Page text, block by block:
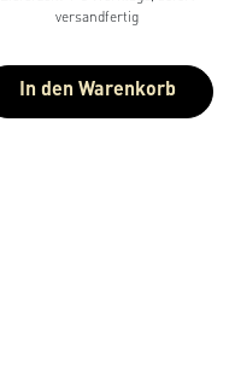
versandfertig
In den Warenkorb